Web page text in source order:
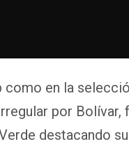
como en la
por Bolívar,
destacando